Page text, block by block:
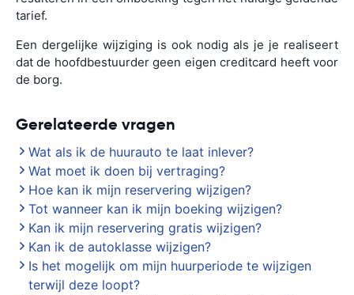
tarief.
Een dergelijke wijziging is ook nodig als je je realiseert
dat de hoofdbestuurder geen eigen creditcard heeft voor
de borg.
Gerelateerde vragen
Wat als ik de huurauto te laat inlever?
Wat moet ik doen bij vertraging?
Hoe kan ik mijn reservering wijzigen?
Tot wanneer kan ik mijn boeking wijzigen?
Kan ik mijn reservering gratis wijzigen?
Kan ik de autoklasse wijzigen?
Is het mogelijk om mijn huurperiode te wijzigen
terwijl deze loopt?